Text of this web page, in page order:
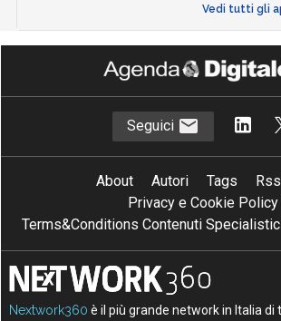
Vedi tutti gli
Seguici
About Autori Tags
Privacy e Cookie Policy
Terms&Conditions Contenuti
Nextwork360 è il più grande network in Italia di